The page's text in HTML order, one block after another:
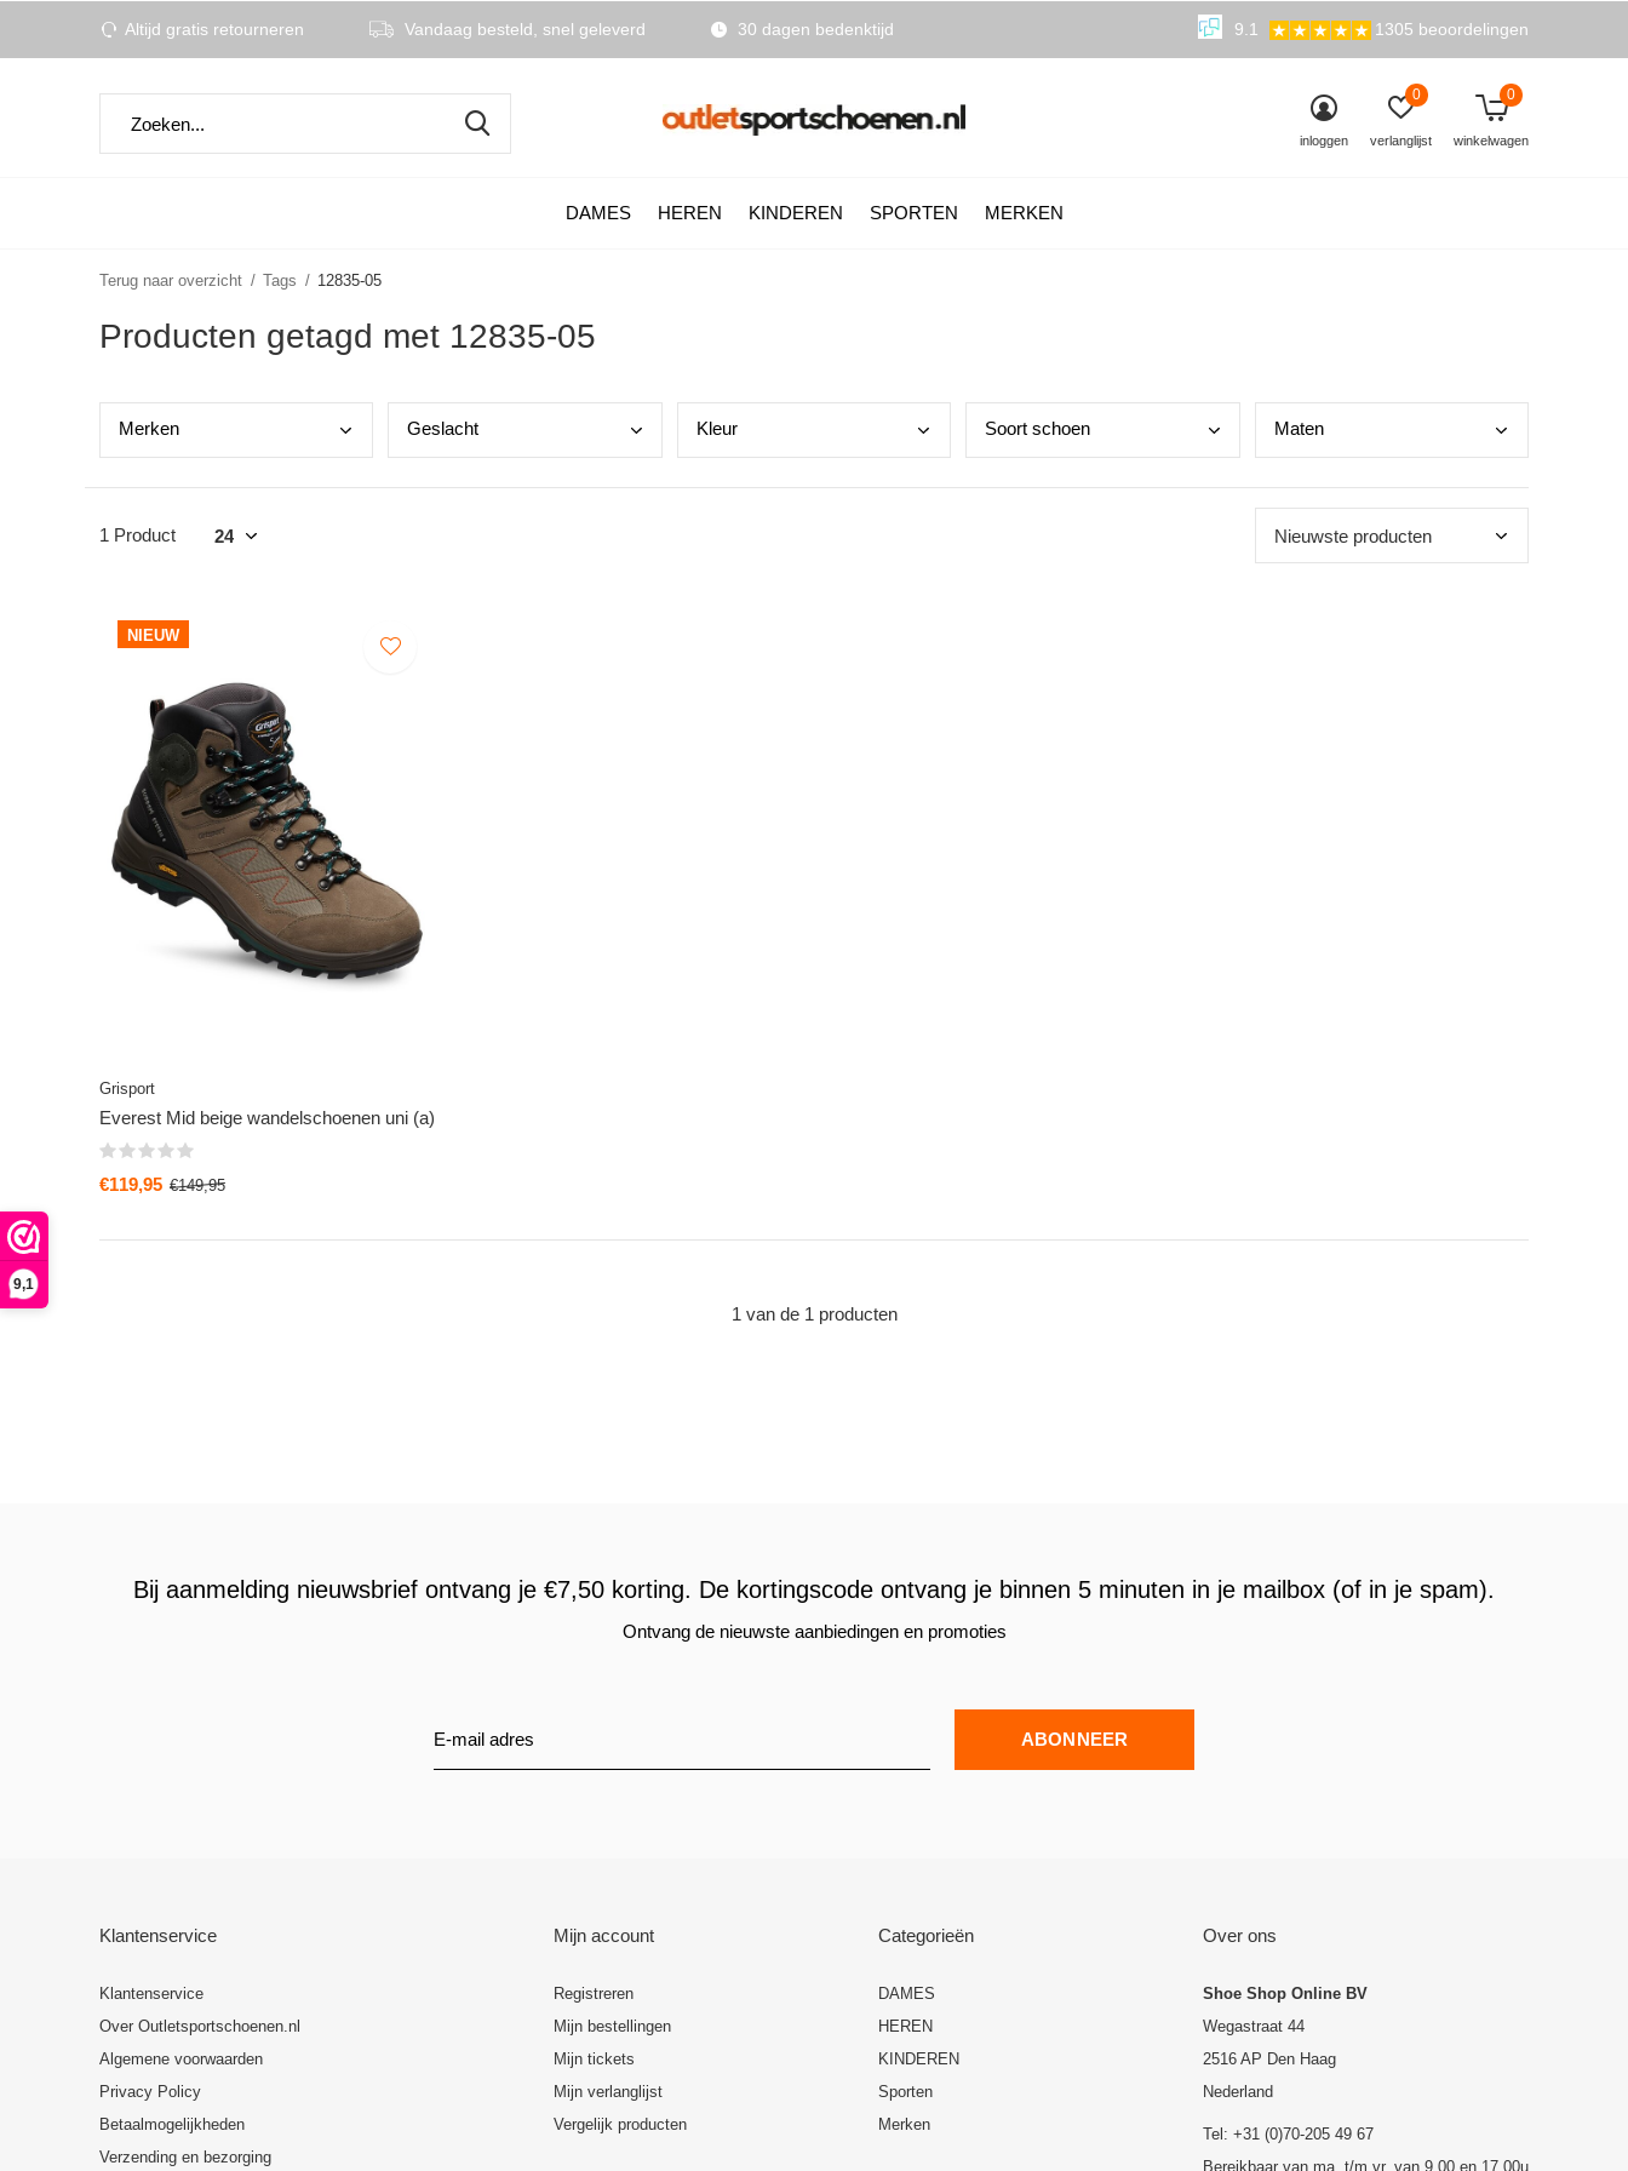
9,1
DAMES HEREN KINDEREN SPORTEN MERKEN
inloggen verlanglijst
0
winkelwagen
0
Altijd gratis retourneren Vandaag besteld, snel geleverd 30 dagen bedenktijd 9.1 1305 beoordelingen
Terug naar overzicht Tags 12835-05
Producten getagd met 12835-05
Merken Geslacht Kleur Soort schoen Maten
1 Product
NIEUW
Grisport
Everest Mid beige wandelschoenen uni (a)
€119,95 €149,95
1 van de 1 producten
Bij aanmelding nieuwsbrief ontvang je €7,50 korting. De kortingscode ontvang je binnen 5 minuten in je mailbox (of in je spam).
Ontvang de nieuwste aanbiedingen en promoties
ABONNEER
Klantenservice
Klantenservice
Over Outletsportschoenen.nl
Algemene voorwaarden
Privacy Policy
Betaalmogelijkheden
Verzending en bezorging
Mijn account
Registreren
Mijn bestellingen
Mijn tickets
Mijn verlanglijst
Vergelijk producten
Categorieën
DAMES
HEREN
KINDEREN
Sporten
Merken
Over ons
Shoe Shop Online BV
Wegastraat 44
2516 AP Den Haag
Nederland
Tel: +31 (0)70-205 49 67
Bereikbaar van ma. t/m vr. van 9.00 en 17.00u